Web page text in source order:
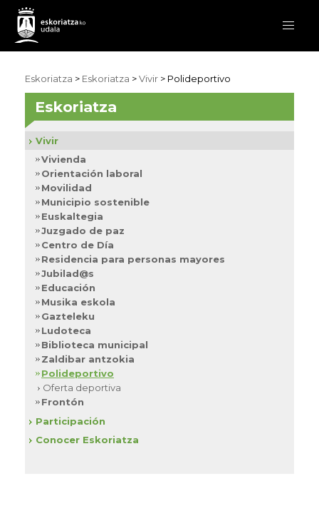
Eskoriatza > Eskoriatza >Vivir > Polideportivo
Eskoriatza
Vivir
Vivienda
Orientación laboral
Movilidad
Municipio sostenible
Euskaltegia
Juzgado de paz
Centro de Día
Residencia para personas mayores
Jubilad@s
Educación
Musika eskola
Gazteleku
Ludoteca
Biblioteca municipal
Zaldibar antzokia
Polideportivo
Oferta deportiva
Frontón
Participación
Conocer Eskoriatza